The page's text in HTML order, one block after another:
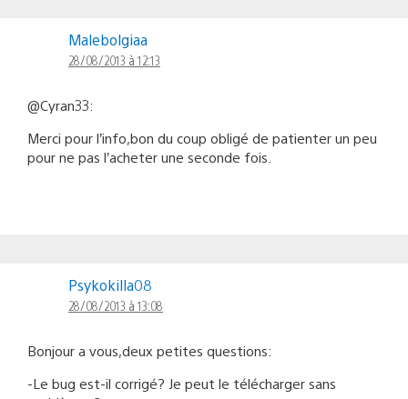
Malebolgiaa
28/08/2013 à 12:13
@Cyran33:
Merci pour l’info,bon du coup obligé de patienter un peu
pour ne pas l’acheter une seconde fois.
Psykokilla08
28/08/2013 à 13:08
Bonjour a vous,deux petites questions:
-Le bug est-il corrigé? Je peut le télécharger sans